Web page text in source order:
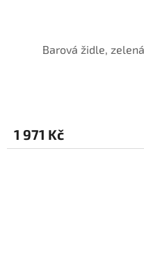
Barová židle,
1 971 Kč